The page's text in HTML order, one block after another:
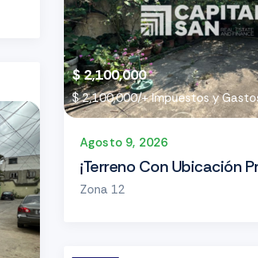
$ 2,100,000
$ 2,100,000/+ Impuestos y
Agosto 9, 2026
¡Terreno Con Ubicación
Zona 12